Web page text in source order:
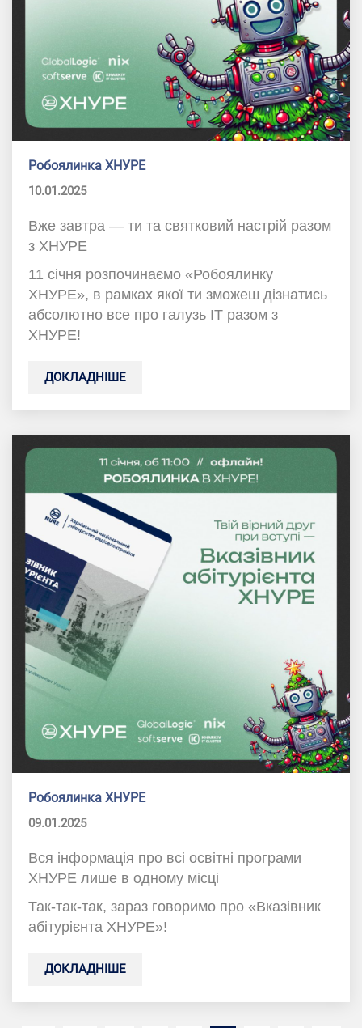
Робоялинка ХНУРЕ
10.01.2025
Вже завтра — ти та святковий настрій разом
з ХНУРЕ
11 січня розпочинаємо «Робоялинку
ХНУРЕ», в рамках якої ти зможеш дізнатись
абсолютно все про галузь ІТ разом з
ХНУРЕ!
ДОКЛАДНІШЕ
Робоялинка ХНУРЕ
09.01.2025
Вся інформація про всі освітні програми
ХНУРЕ лише в одному місці
Так-так-так, зараз говоримо про «Вказівник
абітурієнта ХНУРЕ»!
ДОКЛАДНІШЕ